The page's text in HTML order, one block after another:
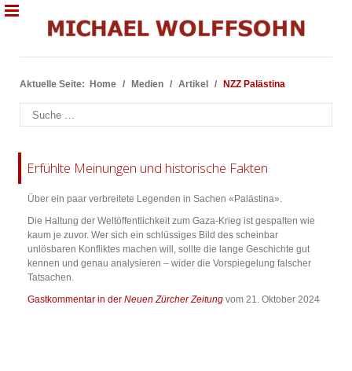
Aktuelle Seite: Home Medien Artikel NZZ Palästina
Suchen
Erfühlte Meinungen und historische Fakten
Über ein paar verbreitete Legenden in Sachen «Palästina».
Die Haltung der Weltöffentlichkeit zum Gaza-Krieg ist gespalten wie
kaum je zuvor. Wer sich ein schlüssiges Bild des scheinbar
unlösbaren Konfliktes machen will, sollte die lange Geschichte gut
kennen und genau analysieren – wider die Vorspiegelung falscher
Tatsachen.
Gastkommentar in der Neuen Zürcher Zeitung vom 21. Oktober 2024